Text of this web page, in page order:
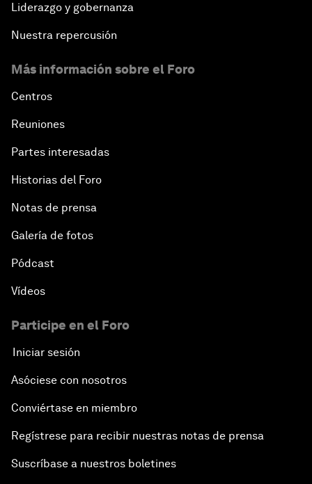
Liderazgo y gobernanza
Nuestra repercusión
Más información sobre el Foro
Centros
Reuniones
Partes interesadas
Historias del Foro
Notas de prensa
Galería de fotos
Pódcast
Vídeos
Participe en el Foro
Iniciar sesión
Asóciese con nosotros
Conviértase en miembro
Regístrese para recibir nuestras notas de prensa
Suscríbase a nuestros boletines